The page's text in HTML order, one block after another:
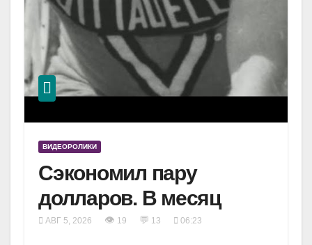
ВИДЕОРОЛИКИ
Сэкономил пару
долларов. В месяц
АВГ 5, 2026 👁 19 💬 13 06:23